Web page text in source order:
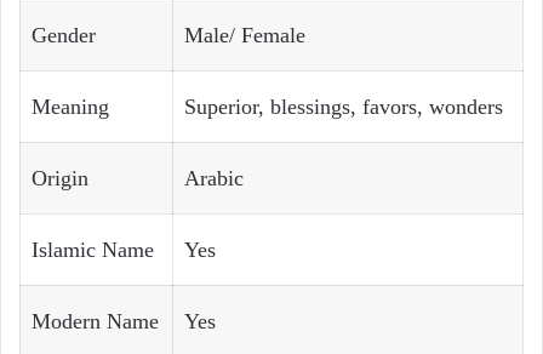
Gender Male/ Female
Meaning Superior, blessings, favors, wonders
Origin Arabic
Islamic Name Yes
Modern Name Yes